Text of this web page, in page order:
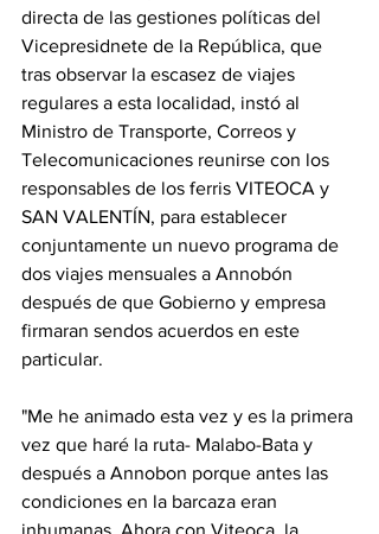
directa de las gestiones políticas del
Vicepresidnete de la República, que
tras observar la escasez de viajes
regulares a esta localidad, instó al
Ministro de Transporte, Correos y
Telecomunicaciones reunirse con los
responsables de los ferris VITEOCA y
SAN VALENTÍN, para establecer
conjuntamente un nuevo programa de
dos viajes mensuales a Annobón
después de que Gobierno y empresa
firmaran sendos acuerdos en este
particular.
"Me he animado esta vez y es la primera
vez que haré la ruta- Malabo-Bata y
después a Annobon porque antes las
condiciones en la barcaza eran
inhumanas. Ahora con Viteoca, la